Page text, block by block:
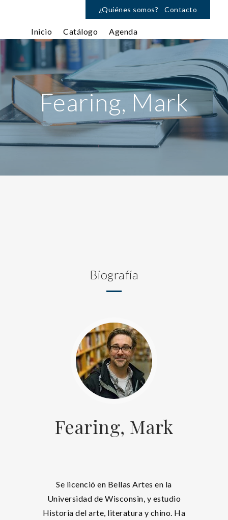
¿Quiénes somos? Contacto
Inicio Catálogo Agenda
Fearing, Mark
Biografía
Fearing, Mark
Se licenció en Bellas Artes en la
Universidad de Wisconsin, y estudio
Historia del arte, literatura y chino. Ha